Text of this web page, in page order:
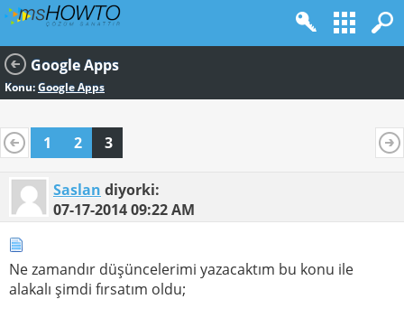
Google Apps
Konu:Google Apps
1 2 3
Saslan diyorki:
07-17-201409:22 AM
Ne zamandır düşüncelerimi yazacaktım bu konu ile
alakalı şimdi fırsatım oldu;